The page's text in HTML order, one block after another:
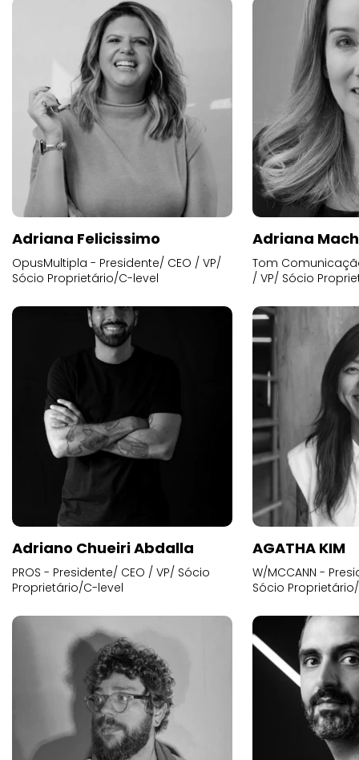
Adriana Felicissimo
OpusMultipla - Presidente/ CEO / VP/
Sócio Proprietário/C-level
Adriana
Tom
/ VP/ Sócio
Adriano Chueiri Abdalla
PROS - Presidente/ CEO / VP/ Sócio
Proprietário/C-level
AGATHA KIM
W/MCCANN -
Sócio